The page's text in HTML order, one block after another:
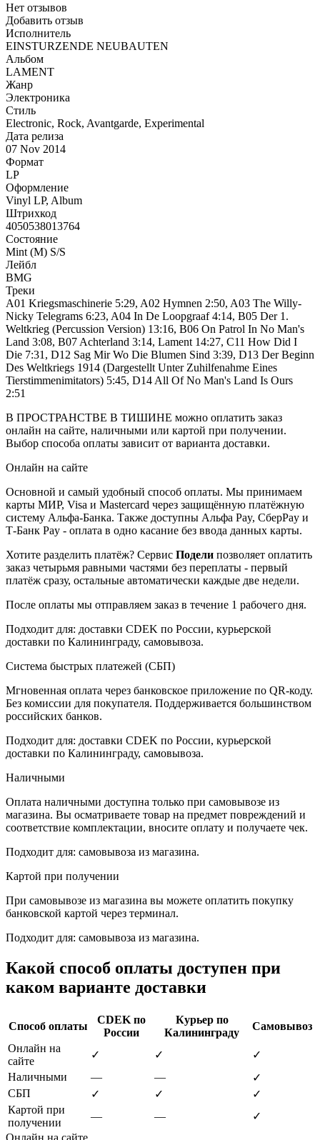
Нет отзывов
Добавить отзыв
Исполнитель
EINSTURZENDE NEUBAUTEN
Альбом
LAMENT
Жанр
Электроника
Стиль
Electronic, Rock, Avantgarde, Experimental
Дата релиза
07 Nov 2014
Формат
LP
Оформление
Vinyl LP, Album
Штрихкод
4050538013764
Состояние
Mint (M) S/S
Лейбл
BMG
Треки
A01 Kriegsmaschinerie 5:29, A02 Hymnen 2:50, A03 The Willy-
Nicky Telegrams 6:23, A04 In De Loopgraaf 4:14, B05 Der 1.
Weltkrieg (Percussion Version) 13:16, B06 On Patrol In No Man's
Land 3:08, B07 Achterland 3:14, Lament 14:27, C11 How Did I
Die 7:31, D12 Sag Mir Wo Die Blumen Sind 3:39, D13 Der Beginn
Des Weltkriegs 1914 (Dargestellt Unter Zuhilfenahme Eines
Tierstimmenimitators) 5:45, D14 All Of No Man's Land Is Ours
2:51
В ПРОСТРАНСТВЕ В ТИШИНЕ можно оплатить заказ
онлайн на сайте, наличными или картой при получении.
Выбор способа оплаты зависит от варианта доставки.
Онлайн на сайте
Основной и самый удобный способ оплаты. Мы принимаем
карты МИР, Visa и Mastercard через защищённую платёжную
систему Альфа-Банка. Также доступны Альфа Pay, СберPay и
Т-Банк Pay - оплата в одно касание без ввода данных карты.
Хотите разделить платёж? Сервис Подели позволяет оплатить
заказ четырьмя равными частями без переплаты - первый
платёж сразу, остальные автоматически каждые две недели.
После оплаты мы отправляем заказ в течение 1 рабочего дня.
Подходит для: доставки CDEK по России, курьерской
доставки по Калининграду, самовывоза.
Система быстрых платежей (СБП)
Мгновенная оплата через банковское приложение по QR-коду.
Без комиссии для покупателя. Поддерживается большинством
российских банков.
Подходит для: доставки CDEK по России, курьерской
доставки по Калининграду, самовывоза.
Наличными
Оплата наличными доступна только при самовывозе из
магазина. Вы осматриваете товар на предмет повреждений и
соответствие комплектации, вносите оплату и получаете чек.
Подходит для: самовывоза из магазина.
Картой при получении
При самовывозе из магазина вы можете оплатить покупку
банковской картой через терминал.
Подходит для: самовывоза из магазина.
Какой способ оплаты доступен при
каком варианте доставки
Способ оплаты
CDEK по
России
Курьер по
Калининграду
Самовывоз
Онлайн на
сайте
✓ ✓
✓
Наличными
— —
✓
СБП
✓ ✓
✓
Картой при
получении
— —
✓
Онлайн на сайте